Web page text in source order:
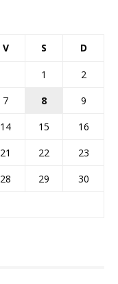
V S D
1
2
7 8
9
14 15
16
21 22
23
28 29
30